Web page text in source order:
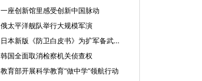
一座创新馆里感受创新中国脉动
俄太平洋舰队举行大规模军演
日本新版《防卫白皮书》为扩军备武铺路
韩国全面取消检察机关侦查权
教育部开展科学教育“做中学”领航行动